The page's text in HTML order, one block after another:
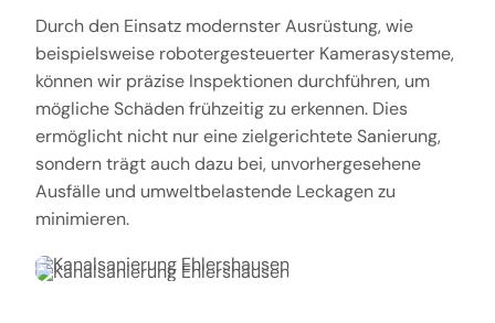
Durch den Einsatz modernster Ausrüstung, wie
beispielsweise robotergesteuerter Kamerasysteme,
können wir präzise Inspektionen durchführen, um
mögliche Schäden frühzeitig zu erkennen. Dies
ermöglicht nicht nur eine zielgerichtete Sanierung,
sondern trägt auch dazu bei, unvorhergesehene
Ausfälle und umweltbelastende Leckagen zu
minimieren.